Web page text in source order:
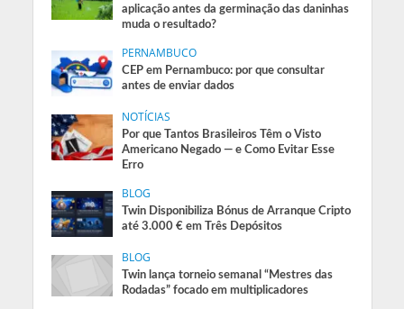
aplicação antes da germinação das daninhas
muda o resultado?
PERNAMBUCO
CEP em Pernambuco: por que consultar
antes de enviar dados
NOTÍCIAS
Por que Tantos Brasileiros Têm o Visto
Americano Negado — e Como Evitar Esse
Erro
BLOG
Twin Disponibiliza Bónus de Arranque Cripto
até 3.000 € em Três Depósitos
BLOG
Twin lança torneio semanal “Mestres das
Rodadas” focado em multiplicadores